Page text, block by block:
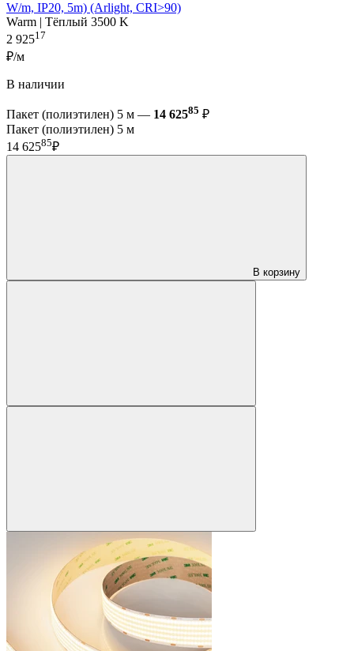
W/m, IP20, 5m) (Arlight, CRI>90)
Warm | Тёплый 3500 K
2 92517
₽/м
В наличии
Пакет (полиэтилен) 5 м — 14 62585 ₽
Пакет (полиэтилен) 5 м
14 62585₽
В корзину